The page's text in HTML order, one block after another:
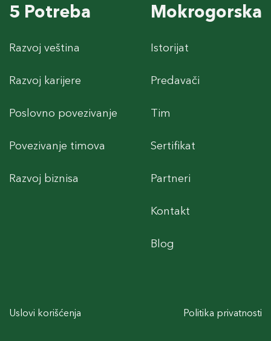
5 Potreba
Razvoj veština
Razvoj karijere
Poslovno povezivanje
Povezivanje timova
Razvoj biznisa
Mokrogorska
Istorijat
Predavači
Tim
Sertifikat
Partneri
Kontakt
Blog
Uslovi korišćenja Politika privatnosti